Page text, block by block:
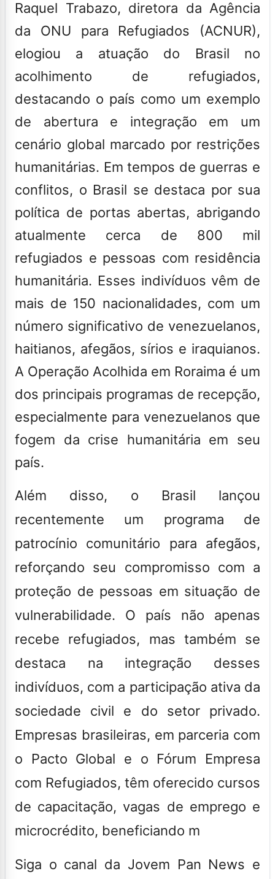
Raquel Trabazo, diretora da Agência
da ONU para Refugiados (ACNUR),
elogiou a atuação do Brasil no
acolhimento de refugiados,
destacando o país como um exemplo
de abertura e integração em um
cenário global marcado por restrições
humanitárias. Em tempos de guerras e
conflitos, o Brasil se destaca por sua
política de portas abertas, abrigando
atualmente cerca de 800 mil
refugiados e pessoas com residência
humanitária. Esses indivíduos vêm de
mais de 150 nacionalidades, com um
número significativo de venezuelanos,
haitianos, afegãos, sírios e iraquianos.
A Operação Acolhida em Roraima é um
dos principais programas de recepção,
especialmente para venezuelanos que
fogem da crise humanitária em seu
país.
Além disso, o Brasil lançou
recentemente um programa de
patrocínio comunitário para afegãos,
reforçando seu compromisso com a
proteção de pessoas em situação de
vulnerabilidade. O país não apenas
recebe refugiados, mas também se
destaca na integração desses
indivíduos, com a participação ativa da
sociedade civil e do setor privado.
Empresas brasileiras, em parceria com
o Pacto Global e o Fórum Empresa
com Refugiados, têm oferecido cursos
de capacitação, vagas de emprego e
microcrédito, beneficiando m
Siga o canal da Jovem Pan News e